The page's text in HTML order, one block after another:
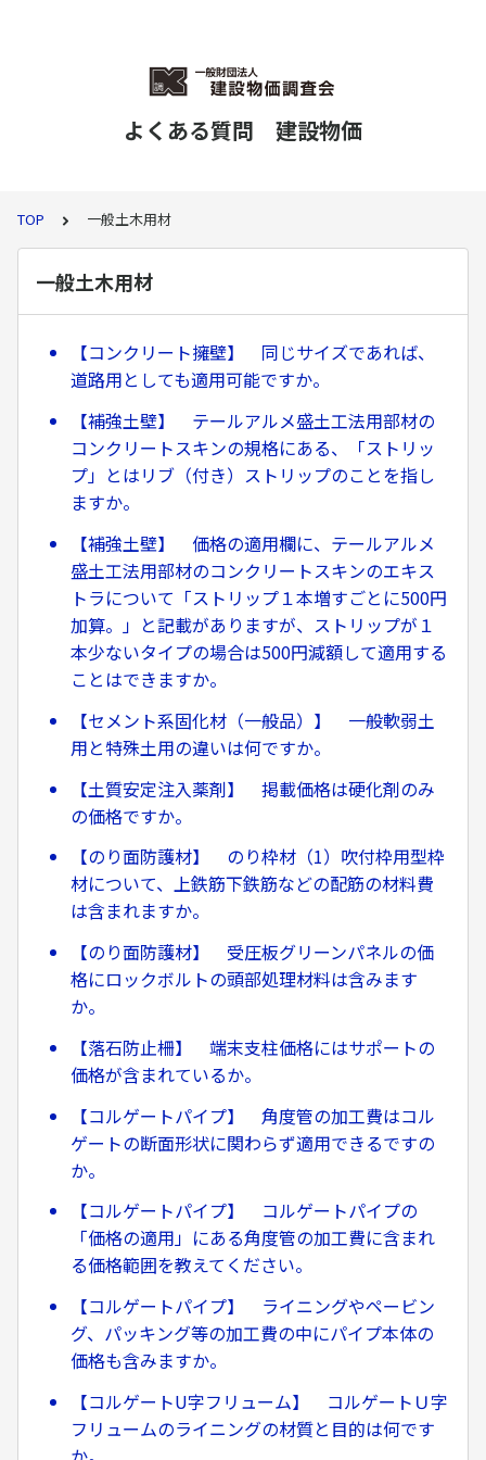
よくある質問 建設物価
TOP 一般土木用材
一般土木用材
【コンクリート擁壁】 同じサイズであれば、
道路用としても適用可能ですか。
【補強土壁】 テールアルメ盛土工法用部材の
コンクリートスキンの規格にある、「ストリッ
プ」とはリブ（付き）ストリップのことを指し
ますか。
【補強土壁】 価格の適用欄に、テールアルメ
盛土工法用部材のコンクリートスキンのエキス
トラについて「ストリップ１本増すごとに500円
加算。」と記載がありますが、ストリップが１
本少ないタイプの場合は500円減額して適用する
ことはできますか。
【セメント系固化材（一般品）】 一般軟弱土
用と特殊土用の違いは何ですか。
【土質安定注入薬剤】 掲載価格は硬化剤のみ
の価格ですか。
【のり面防護材】 のり枠材（1）吹付枠用型枠
材について、上鉄筋下鉄筋などの配筋の材料費
は含まれますか。
【のり面防護材】 受圧板グリーンパネルの価
格にロックボルトの頭部処理材料は含みます
か。
【落石防止柵】 端末支柱価格にはサポートの
価格が含まれているか。
【コルゲートパイプ】 角度管の加工費はコル
ゲートの断面形状に関わらず適用できるですの
か。
【コルゲートパイプ】 コルゲートパイプの
「価格の適用」にある角度管の加工費に含まれ
る価格範囲を教えてください。
【コルゲートパイプ】 ライニングやペービン
グ、パッキング等の加工費の中にパイプ本体の
価格も含みますか。
【コルゲートU字フリューム】 コルゲートＵ字
フリュームのライニングの材質と目的は何です